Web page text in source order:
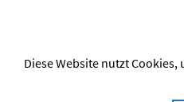
berechnet wird, kann sie
erst im Rahmen
60 € (innerhalb
Diese Website nutzt